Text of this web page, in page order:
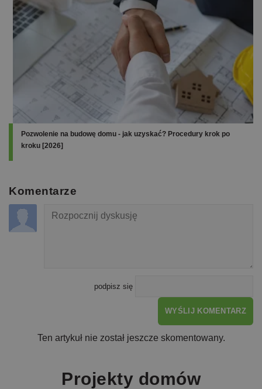
Pozwolenie na budowę domu - jak uzyskać? Procedury krok po
kroku [2026]
Komentarze
podpisz się
WYŚLIJ KOMENTARZ
Ten artykuł nie został jeszcze skomentowany.
Projekty domów